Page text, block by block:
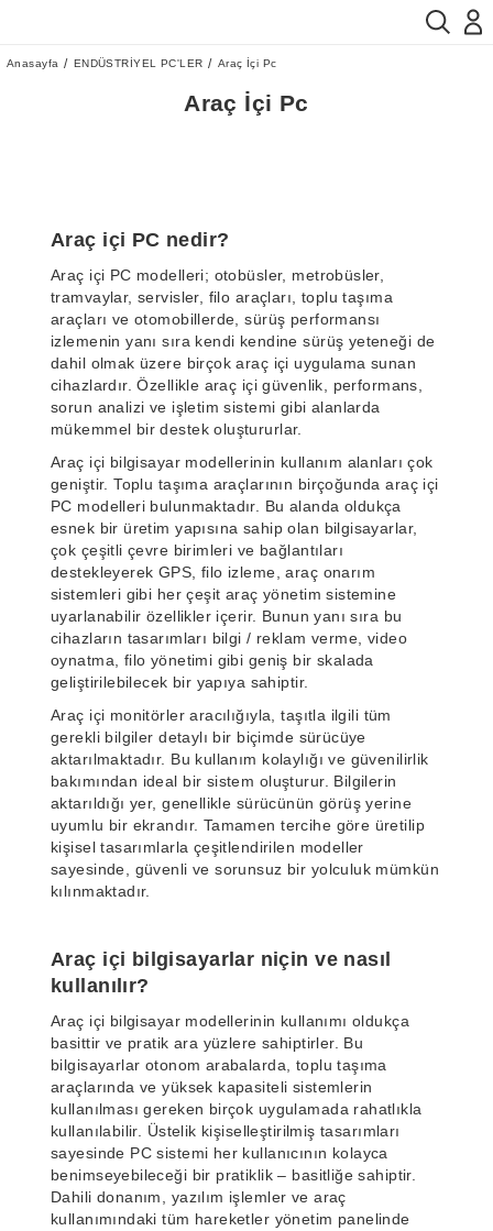
Anasayfa ENDÜSTRİYEL PC'LER Araç İçi Pc
Araç İçi Pc
Araç içi PC nedir?
Araç içi PC modelleri; otobüsler, metrobüsler,
tramvaylar, servisler, filo araçları, toplu taşıma
araçları ve otomobillerde, sürüş performansı
izlemenin yanı sıra kendi kendine sürüş yeteneği de
dahil olmak üzere birçok araç içi uygulama sunan
cihazlardır. Özellikle araç içi güvenlik, performans,
sorun analizi ve işletim sistemi gibi alanlarda
mükemmel bir destek oluştururlar.
Araç içi bilgisayar modellerinin kullanım alanları çok
geniştir. Toplu taşıma araçlarının birçoğunda araç içi
PC modelleri bulunmaktadır. Bu alanda oldukça
esnek bir üretim yapısına sahip olan bilgisayarlar,
çok çeşitli çevre birimleri ve bağlantıları
destekleyerek GPS, filo izleme, araç onarım
sistemleri gibi her çeşit araç yönetim sistemine
uyarlanabilir özellikler içerir. Bunun yanı sıra bu
cihazların tasarımları bilgi / reklam verme, video
oynatma, filo yönetimi gibi geniş bir skalada
geliştirilebilecek bir yapıya sahiptir.
Araç içi monitörler aracılığıyla, taşıtla ilgili tüm
gerekli bilgiler detaylı bir biçimde sürücüye
aktarılmaktadır. Bu kullanım kolaylığı ve güvenilirlik
bakımından ideal bir sistem oluşturur. Bilgilerin
aktarıldığı yer, genellikle sürücünün görüş yerine
uyumlu bir ekrandır. Tamamen tercihe göre üretilip
kişisel tasarımlarla çeşitlendirilen modeller
sayesinde, güvenli ve sorunsuz bir yolculuk mümkün
kılınmaktadır.
Araç içi bilgisayarlar niçin ve nasıl
kullanılır?
Araç içi bilgisayar modellerinin kullanımı oldukça
basittir ve pratik ara yüzlere sahiptirler. Bu
bilgisayarlar otonom arabalarda, toplu taşıma
araçlarında ve yüksek kapasiteli sistemlerin
kullanılması gereken birçok uygulamada rahatlıkla
kullanılabilir. Üstelik kişiselleştirilmiş tasarımları
sayesinde PC sistemi her kullanıcının kolayca
benimseyebileceği bir pratiklik – basitliğe sahiptir.
Dahili donanım, yazılım işlemler ve araç
kullanımındaki tüm hareketler yönetim panelinde